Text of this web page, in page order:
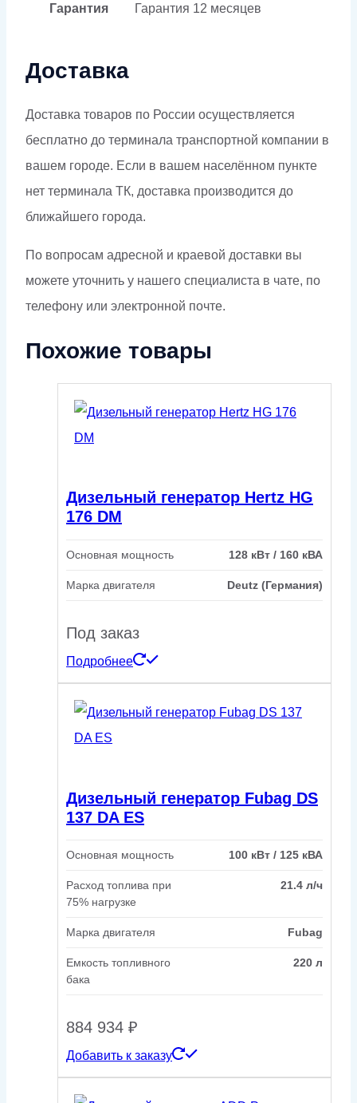
Гарантия Гарантия 12 месяцев
Доставка
Доставка товаров по России осуществляется
бесплатно до терминала транспортной компании в
вашем городе. Если в вашем населённом пункте
нет терминала ТК, доставка производится до
ближайшего города.
По вопросам адресной и краевой доставки вы
можете уточнить у нашего специалиста в чате, по
телефону или электронной почте.
Похожие товары
Дизельный генератор Hertz HG
176 DM
Основная мощность 128 кВт / 160 кВА
Марка двигателя Deutz (Германия)
Под заказ
Подробнее
Дизельный генератор Fubag DS
137 DA ES
Основная мощность 100 кВт / 125 кВА
Расход топлива при
75% нагрузке
21.4 л/ч
Марка двигателя Fubag
Емкость топливного
бака
220 л
884 934 ₽
Добавить к заказу